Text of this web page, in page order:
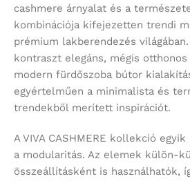
cashmere árnyalat és a
kombinációja kifejezetten trendi
prémium lakberendezés
kontraszt elegáns, mégis
modern fürdőszoba bútor
egyértelműen a minimalista és
trendekből merített inspirációt.
A VIVA CASHMERE kollekció
a modularitás. Az elemek külön-
összeállításként is használhatók,